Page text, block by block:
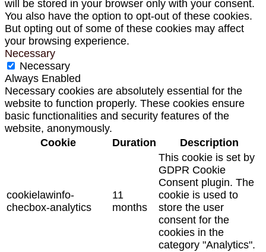
will be stored in your browser only with your consent.
You also have the option to opt-out of these cookies.
But opting out of some of these cookies may affect
your browsing experience.
Necessary
Necessary
Always Enabled
Necessary cookies are absolutely essential for the
website to function properly. These cookies ensure
basic functionalities and security features of the
website, anonymously.
Cookie
Duration Description
cookielawinfo-
checbox-analytics
11
months
This cookie is set by
GDPR Cookie
Consent plugin. The
cookie is used to
store the user
consent for the
cookies in the
category "Analytics".